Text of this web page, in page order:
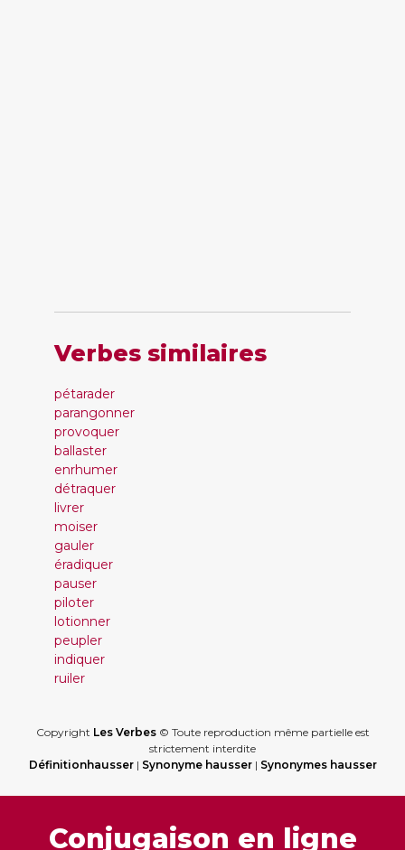
Verbes similaires
pétarader
parangonner
provoquer
ballaster
enrhumer
détraquer
livrer
moiser
gauler
éradiquer
pauser
piloter
lotionner
peupler
indiquer
ruiler
Copyright Les Verbes© Toute reproduction même partielle est
strictement interdite
Définitionhausser| Synonyme hausser| Synonymes hausser
Conjugaison en ligne